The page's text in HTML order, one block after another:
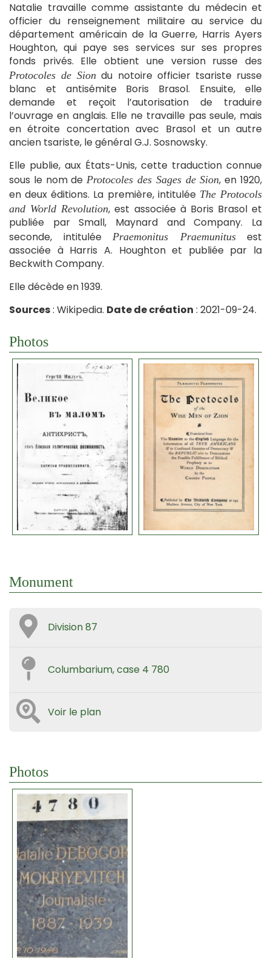
Natalie travaille comme assistante du médecin et
officier du renseignement militaire au service du
département américain de la Guerre, Harris Ayers
Houghton, qui paye ses services sur ses propres
fonds privés. Elle obtient une version russe des
Protocoles de Sion du notoire officier tsariste russe
blanc et antisémite Boris Brasol. Ensuite, elle
demande et reçoit l’autorisation de traduire
l’ouvrage en anglais. Elle ne travaille pas seule, mais
en étroite concertation avec Brasol et un autre
ancien tsariste, le général G.J. Sosnowsky.
Elle publie, aux États-Unis, cette traduction connue
sous le nom deProtocoles des Sages de Sion, en 1920,
en deux éditions. La première, intitulée The Protocols
and World Revolution, est associée à Boris Brasol et
publiée par Small, Maynard and Company. La
seconde, intitulée Praemonitus Praemunitusest
associée à Harris A. Houghton et publiée par la
Beckwith Company.
Elle décède en 1939.
Sources: Wikipedia. Date de création : 2021-09-24.
Photos
Monument
Division 87
Columbarium, case 4 780
Voir le plan
Photos